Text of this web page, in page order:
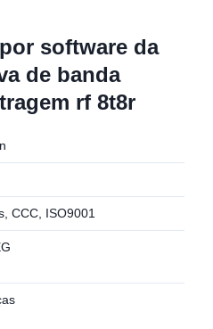
software da
de banda
rf 8t8r
CCC, ISO9001